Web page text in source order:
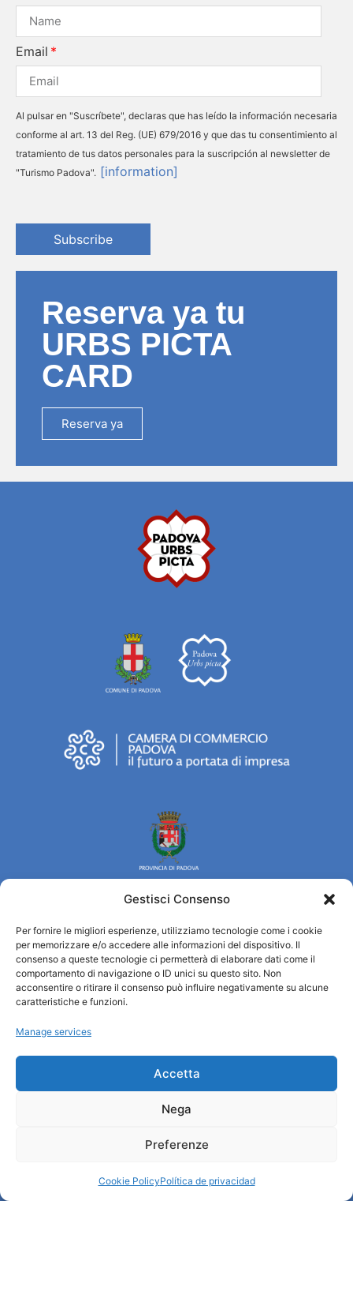
Gestisci Consenso
Per fornire le migliori esperienze, utilizziamo tecnologie come i cookie
per memorizzare e/o accedere alle informazioni del dispositivo. Il
consenso a queste tecnologie ci permetterà di elaborare dati come il
comportamento di navigazione o ID unici su questo sito. Non
acconsentire o ritirare il consenso può influire negativamente su alcune
caratteristiche e funzioni.
Manage services
Accetta
Nega
Preferenze
Cookie PolicyPolítica de privacidad
Email
Al pulsar en "Suscríbete", declaras que has leído la información necesaria
conforme al art. 13 del Reg. (UE) 679/2016 y que das tu consentimiento al
tratamiento de tus datos personales para la suscripción al newsletter de
"Turismo Padova". [information]
Subscribe
Reserva ya tu
URBS PICTA
CARD
Reserva ya
Turismo Padova
Quiénes somos
INFORMACIÓN TURÍSTICA / IAT
Cookie Policy (UE)